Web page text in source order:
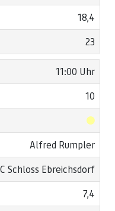
18,4
23
11:00 Uhr
10
Alfred Rumpler
Schloss Ebreichsdorf
7,4